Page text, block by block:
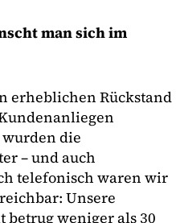
man sich im
erheblichen Rückstand
die
– und auch
telefonisch waren wir
Unsere
weniger als 30